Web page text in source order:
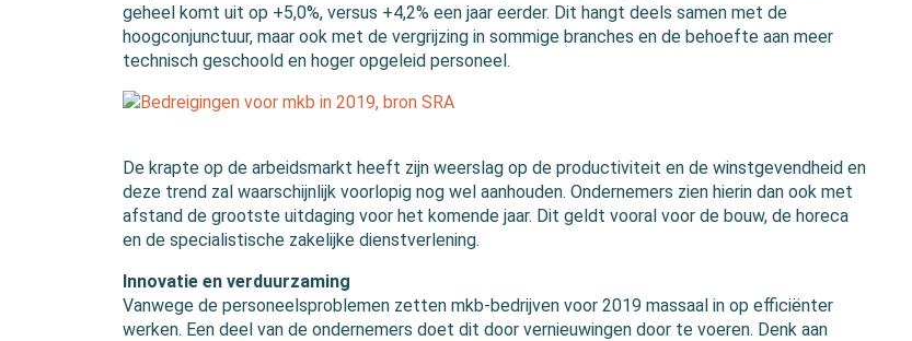
geheel komt uit op +5,0%, versus +4,2% een jaar eerder. Dit hangt deels samen met de
hoogconjunctuur, maar ook met de vergrijzing in sommige branches en de behoefte aan meer
technisch geschoold en hoger opgeleid personeel.
De krapte op de arbeidsmarkt heeft zijn weerslag op de productiviteit en de winstgevendheid en
deze trend zal waarschijnlijk voorlopig nog wel aanhouden. Ondernemers zien hierin dan ook met
afstand de grootste uitdaging voor het komende jaar. Dit geldt vooral voor de bouw, de horeca
en de specialistische zakelijke dienstverlening.
Innovatie en verduurzaming
Vanwege de personeelsproblemen zetten mkb-bedrijven voor 2019 massaal in op efficiënter
werken. Een deel van de ondernemers doet dit door vernieuwingen door te voeren. Denk aan